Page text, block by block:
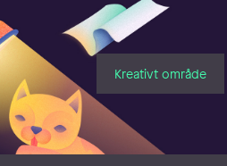
Kreativt område